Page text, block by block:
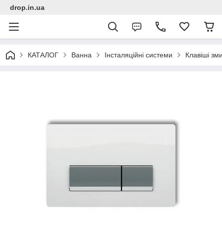
drop.in.ua
КАТАЛОГ Ванна Інсталяційні системи Клавіші